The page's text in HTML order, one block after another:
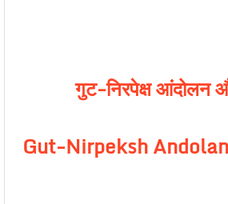
गुट-निरपेक्ष आंदोलन
Gut-Nirpeksh